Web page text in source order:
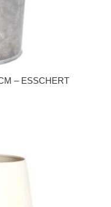
– ESSCHERT